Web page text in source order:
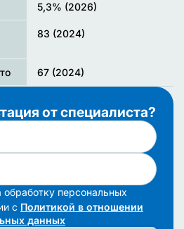
5,3% (2026)
83 (2024)
67 (2024)
от специалиста?
персональных
с Политикой в отношении
данных